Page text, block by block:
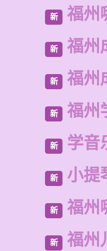
新 福州
新 福州
新 福州
新 福州
新 学音
新 小提
新 福州
新 福州